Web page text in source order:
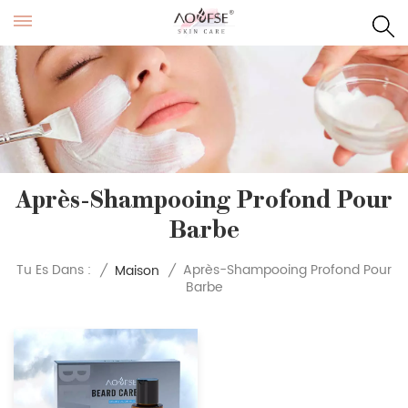
Après-Shampooing Profond Pour
Barbe
Tu Es Dans : / Maison / Après-Shampooing Profond Pour
Barbe